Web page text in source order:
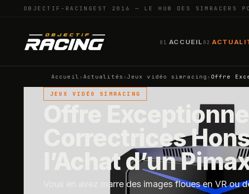
OBJECTIF-RACING EST 2016 — LE HUB DES SIMRACERS
01 ACCUEIL 02
Accueil › Actualités › Jeux vidéo simracing › Offre
JEUX VIDÉO SIMRACING
Offre
Correctrices
l’Achat d’un
Vous en avez marre des images floues en VR ou